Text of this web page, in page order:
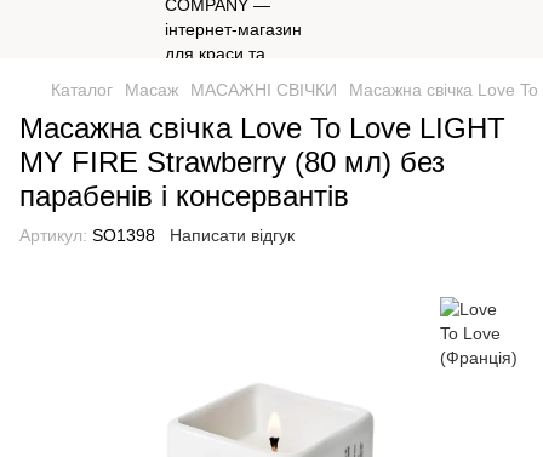
Каталог Масаж МАСАЖНІ СВІЧКИ Масажна свічка Love
Масажна свічка Love To Love LIGHT
MY FIRE Strawberry (80 мл) без
парабенів і консервантів
Артикул: SO1398 Написати відгук